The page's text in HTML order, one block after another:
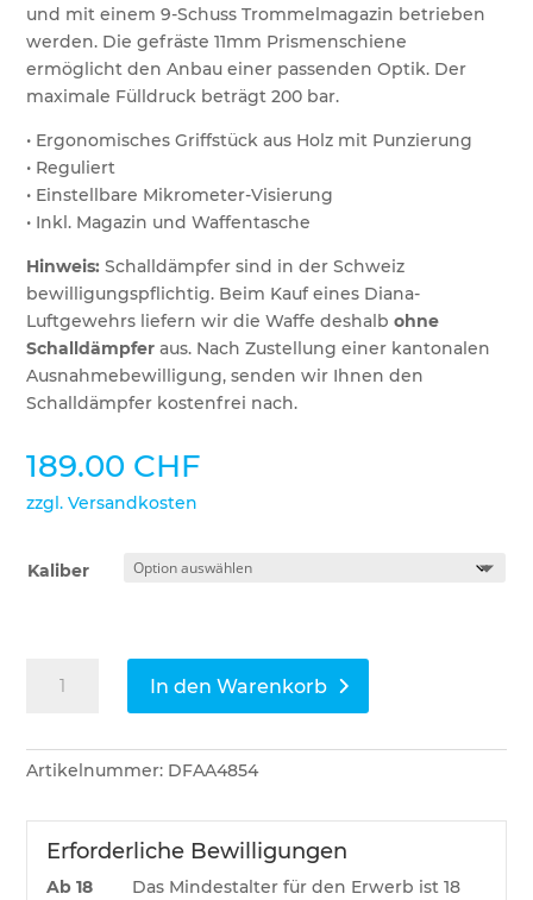
und mit einem 9-Schuss Trommelmagazin betrieben
werden. Die gefräste 11mm Prismenschiene
ermöglicht den Anbau einer passenden Optik. Der
maximale Fülldruck beträgt 200 bar.
• Ergonomisches Griffstück aus Holz mit Punzierung
• Reguliert
• Einstellbare Mikrometer-Visierung
• Inkl. Magazin und Waffentasche
Hinweis: Schalldämpfer sind in der Schweiz
bewilligungspflichtig. Beim Kauf eines Diana-
Luftgewehrs liefern wir die Waffe deshalbohne
Schalldämpfer aus. Nach Zustellung einer kantonalen
Ausnahmebewilligung, senden wir Ihnen den
Schalldämpfer kostenfrei nach.
189.00 CHF
zzgl. Versandkosten
Kaliber
Pressluftpistole
Menge
In den Warenkorb
Artikelnummer: DFAA4854
Erforderliche Bewilligungen
Ab 18
Das Mindestalter für den Erwerb ist 18